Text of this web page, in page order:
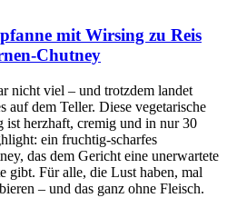
mit Wirsing zu Reis
Chutney
nicht viel – und trotzdem landet
auf dem Teller. Diese vegetarische
ist herzhaft, cremig und in nur 30
ein fruchtig-scharfes
das dem Gericht eine unerwartete
gibt. Für alle, die Lust haben, mal
– und das ganz ohne Fleisch.